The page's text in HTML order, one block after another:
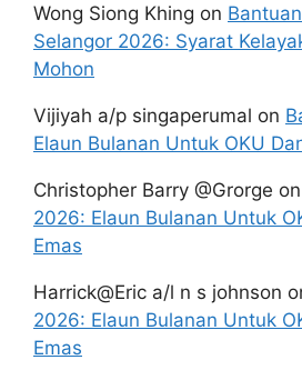
Wong Siong Khing on
Selangor 2026: Syarat
Mohon
Vijiyah a/p singaperumal on
Elaun Bulanan Untuk OKU
Christopher Barry @Grorge on
2026: Elaun Bulanan Untuk
Emas
Harrick@Eric a/l n s johnson
2026: Elaun Bulanan Untuk
Emas